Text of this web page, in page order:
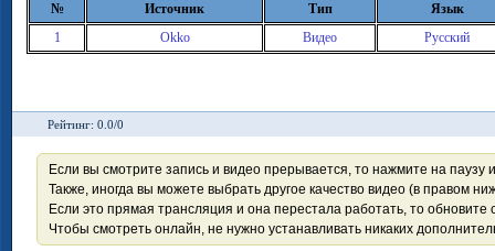
№ Источник Тип
Язык
1
Okko Видео Русский
Рейтинг: 0.0/0
Если вы смотрите запись и видео прерывается, то нажмите на паузу
Также, иногда вы можете выбрать другое качество видео (в правом
Если это прямая трансляция и она перестала работать, то обновите
Чтобы смотреть онлайн, не нужно устанавливать никаких